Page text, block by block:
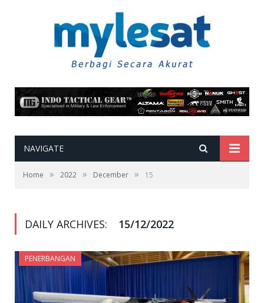
NAVIGATE
Home » 2022 » December » 15
DAILY ARCHIVES: 15/12/2022
PENERBANGAN